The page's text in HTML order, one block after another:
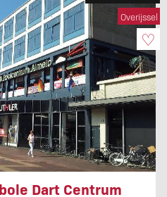
Overijssel
♡
Dart Centrum